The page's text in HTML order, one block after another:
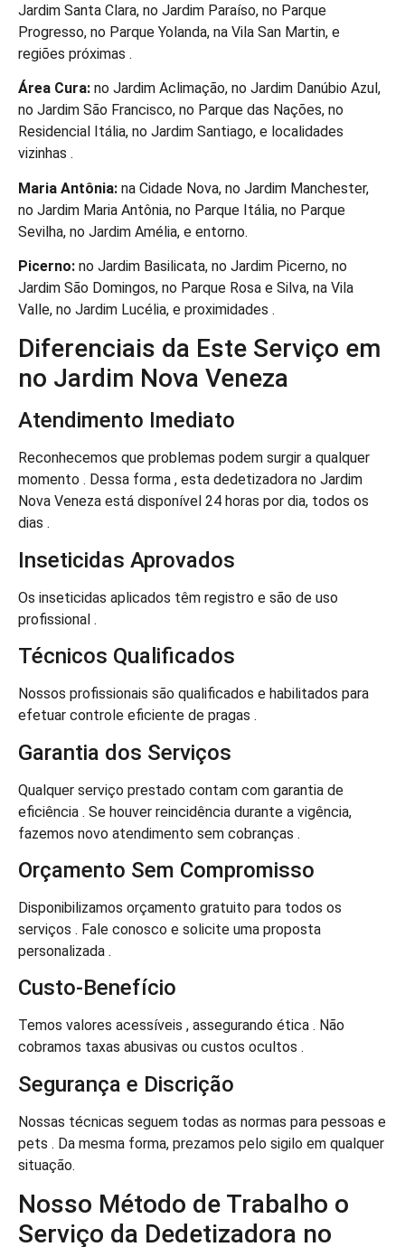
Jardim Santa Clara, no Jardim Paraíso, no Parque
Progresso, no Parque Yolanda, na Vila San Martin, e
regiões próximas .
Área Cura: no Jardim Aclimação, no Jardim Danúbio Azul,
no Jardim São Francisco, no Parque das Nações, no
Residencial Itália, no Jardim Santiago, e localidades
vizinhas .
Maria Antônia: na Cidade Nova, no Jardim Manchester,
no Jardim Maria Antônia, no Parque Itália, no Parque
Sevilha, no Jardim Amélia, e entorno.
Picerno: no Jardim Basilicata, no Jardim Picerno, no
Jardim São Domingos, no Parque Rosa e Silva, na Vila
Valle, no Jardim Lucélia, e proximidades .
Diferenciais da Este Serviço em
no Jardim Nova Veneza
Atendimento Imediato
Reconhecemos que problemas podem surgir a qualquer
momento . Dessa forma , esta dedetizadora no Jardim
Nova Veneza está disponível 24 horas por dia, todos os
dias .
Inseticidas Aprovados
Os inseticidas aplicados têm registro e são de uso
profissional .
Técnicos Qualificados
Nossos profissionais são qualificados e habilitados para
efetuar controle eficiente de pragas .
Garantia dos Serviços
Qualquer serviço prestado contam com garantia de
eficiência . Se houver reincidência durante a vigência,
fazemos novo atendimento sem cobranças .
Orçamento Sem Compromisso
Disponibilizamos orçamento gratuito para todos os
serviços . Fale conosco e solicite uma proposta
personalizada .
Custo-Benefício
Temos valores acessíveis , assegurando ética . Não
cobramos taxas abusivas ou custos ocultos .
Segurança e Discrição
Nossas técnicas seguem todas as normas para pessoas e
pets . Da mesma forma, prezamos pelo sigilo em qualquer
situação.
Nosso Método de Trabalho o
Serviço da Dedetizadora no